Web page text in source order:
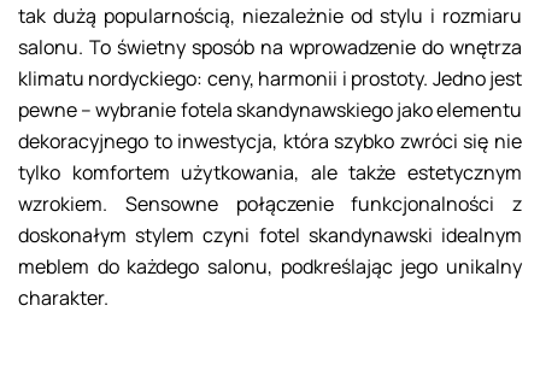
tak dużą popularnością, niezależnie od stylu i rozmiaru
salonu. To świetny sposób na wprowadzenie do wnętrza
klimatu nordyckiego: ceny, harmonii i prostoty. Jedno jest
pewne – wybranie fotela skandynawskiego jako elementu
dekoracyjnego to inwestycja, która szybko zwróci się nie
tylko komfortem użytkowania, ale także estetycznym
wzrokiem. Sensowne połączenie funkcjonalności z
doskonałym stylem czyni fotel skandynawski idealnym
meblem do każdego salonu, podkreślając jego unikalny
charakter.